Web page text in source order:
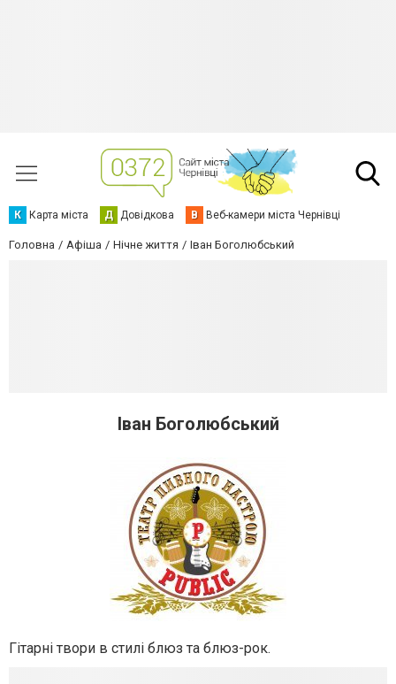
К Карта міста Д Довідкова В Веб-камери міста Чернівці
Головна Афіша Нічне життя Іван Боголюбський
Іван Боголюбський
Гітарні твори в стилі блюз та блюз-рок.